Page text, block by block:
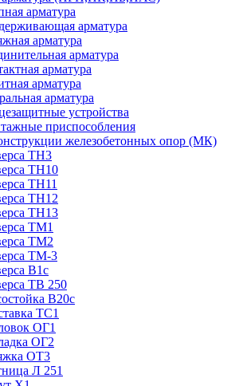
арматура
арматура
арматура
арматура
арматура
арматура
арматура
устройства
приспособления
железобетонных опор (МК)
ТН3
ТН10
ТН11
ТН12
ТН13
ТМ1
ТМ2
ТМ-3
В1с
ТВ 250
В20с
ТС1
ОГ1
ОГ2
ОТ3
Л 251